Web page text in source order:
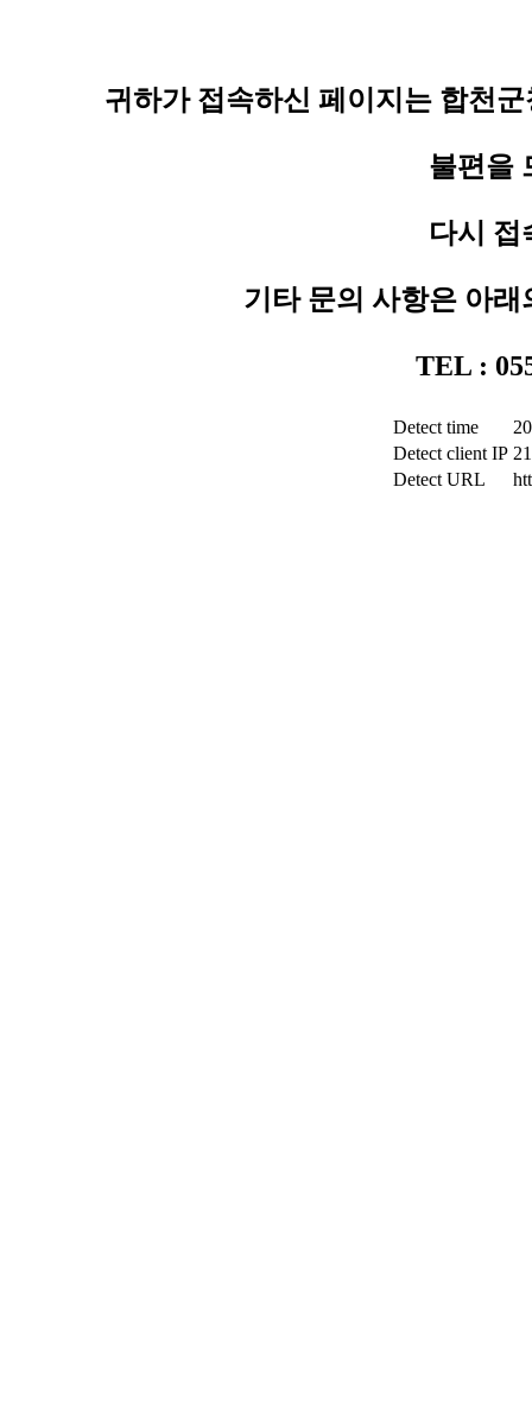
귀하가 접속하신 페이지는 합천
불편을
다시 접
기타 문의 사항은 아
TEL :
Detect time
Detect client IP
Detect URL